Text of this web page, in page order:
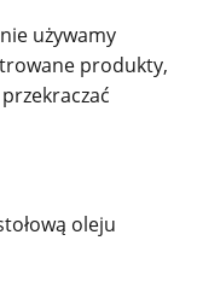
używamy
produkty,
oleju